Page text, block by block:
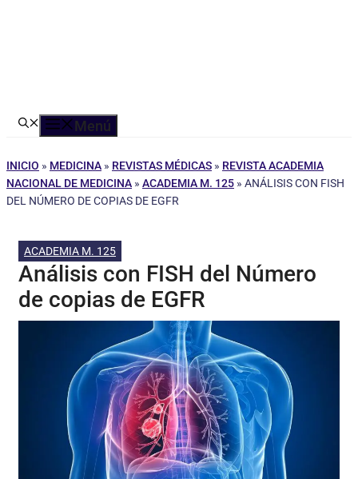
Menú
INICIO » MEDICINA » REVISTAS MÉDICAS » REVISTA ACADEMIA
NACIONAL DE MEDICINA » ACADEMIA M. 125 » ANÁLISIS CON FISH
DEL NÚMERO DE COPIAS DE EGFR
ACADEMIA M. 125
Análisis con FISH del Número
de copias de EGFR